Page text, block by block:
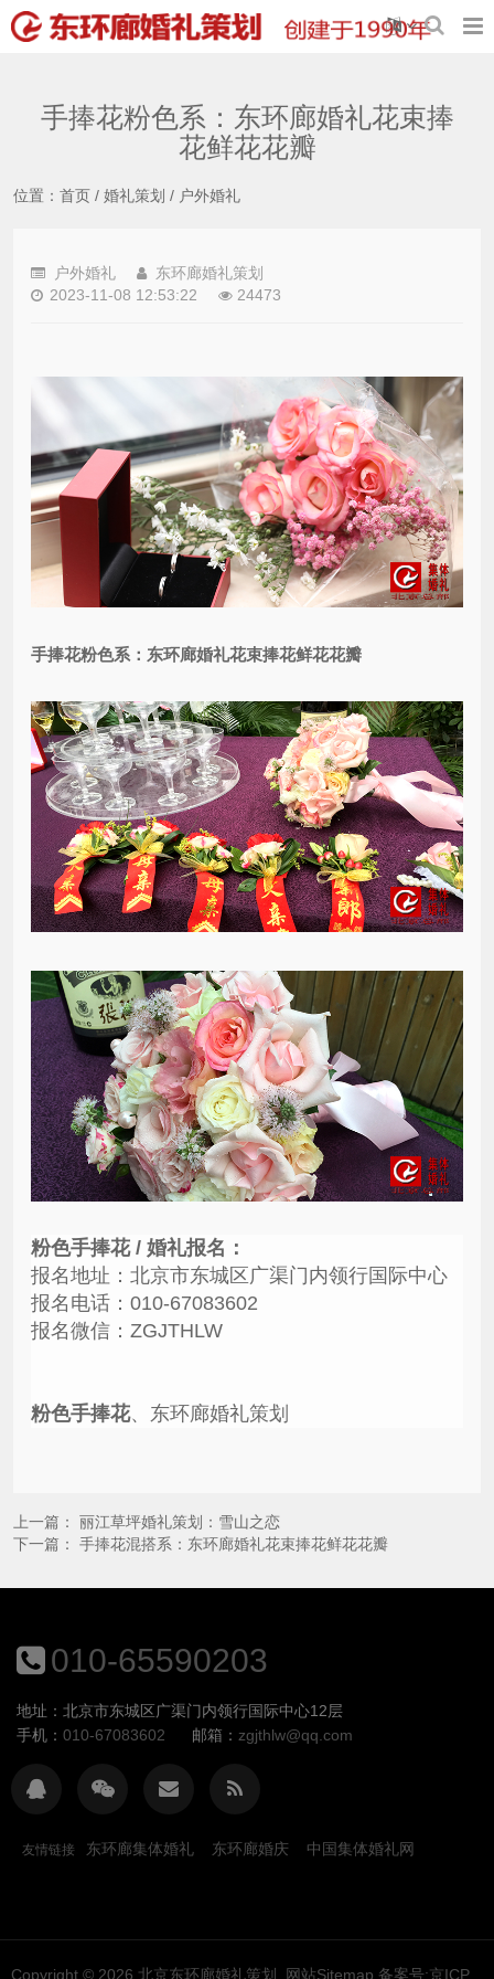
手捧花粉色系：东环廊婚礼花束捧
花鲜花花瓣
位置： 首页 / 婚礼策划 / 户外婚礼
户外婚礼
东环廊婚礼策划
2023-11-08 12:53:22
24473
手捧花粉色系：东环廊婚礼花束捧花鲜花花瓣
粉色手捧花 / 婚礼报名：
报名地址：北京市东城区广渠门内领行国际中心
报名电话：010-67083602
报名微信：ZGJTHLW
粉色手捧花、东环廊婚礼策划
上一篇： 丽江草坪婚礼策划：雪山之恋
下一篇： 手捧花混搭系：东环廊婚礼花束捧花鲜花花瓣
010-65590203
地址：北京市东城区广渠门内领行国际中心12层
手机： 010-67083602 邮箱： zgjthlw@qq.com
友情链接 东环廊集体婚礼 东环廊婚庆 中国集体婚礼网
Copyright © 2026 北京东环廊婚礼策划 网站Sitemap 备案号:京ICP